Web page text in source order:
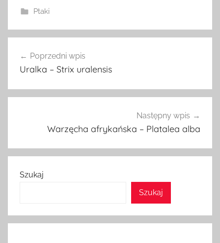
Ptaki
wpisu
Poprzedni wpis
Uralka – Strix uralensis
Następny wpis
Warzęcha afrykańska – Platalea alba
Szukaj
Szukaj